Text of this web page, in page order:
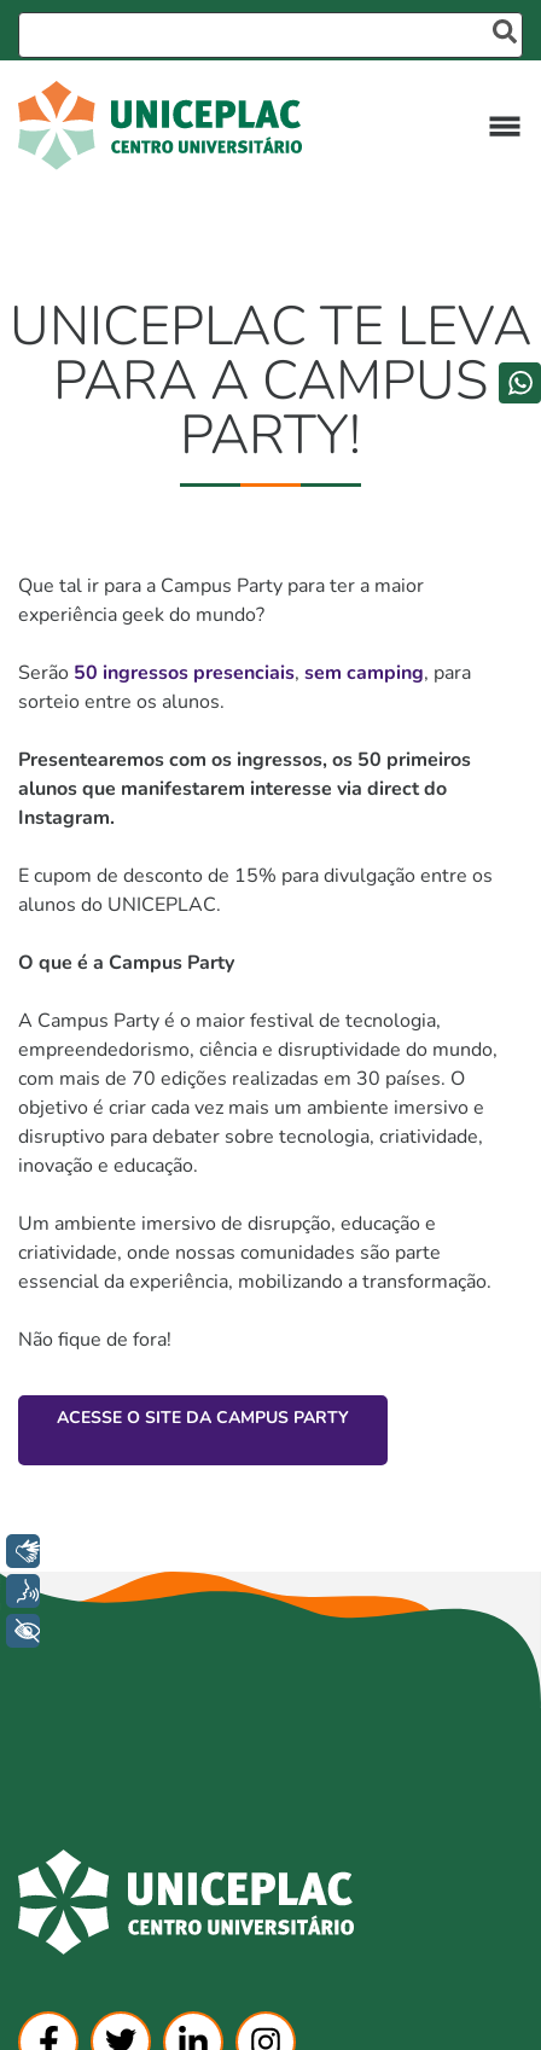
UNICEPLAC TE LEVA
PARA A CAMPUS
PARTY!
Que tal ir para a Campus Party para ter a maior
experiência geek do mundo?
Serão 50 ingressos presenciais, sem camping, para
sorteio entre os alunos.
Presentearemos com os ingressos, os 50 primeiros
alunos que manifestarem interesse via direct do
Instagram.
E cupom de desconto de 15% para divulgação entre os
alunos do UNICEPLAC.
O que é a Campus Party
A Campus Party é o maior festival de tecnologia,
empreendedorismo, ciência e disruptividade do mundo,
com mais de 70 edições realizadas em 30 países. O
objetivo é criar cada vez mais um ambiente imersivo e
disruptivo para debater sobre tecnologia, criatividade,
inovação e educação.
Um ambiente imersivo de disrupção, educação e
criatividade, onde nossas comunidades são parte
essencial da experiência, mobilizando a transformação.
Não fique de fora!
ACESSE O SITE DA CAMPUS PARTY
Voz